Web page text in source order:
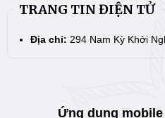
TRANG TIN ĐIỆN TỬ
Địa chỉ: 294 Nam Kỳ Khởi
Ứng dụng